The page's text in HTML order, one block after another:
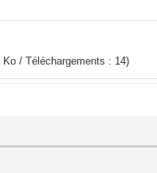
Ko / Téléchargements : 14)